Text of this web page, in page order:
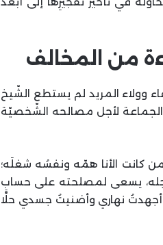
من المخالف
وولاء المريد لم يستطع الشّيخ
لأجل مصالحه الشّخصيّة
كانت الأنا همّه ونفسُه شغلَه؛
يسعى لمصلحته على حساب
نهاري وأضنيتُ جسدي حلًّا